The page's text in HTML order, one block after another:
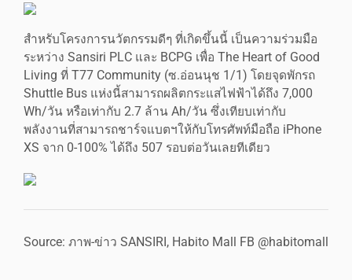
สำหรับโครงการนวัตกรรมดีๆ ที่เกิดขึ้นนี้ เป็นความร่วมมือ
ระหว่าง Sansiri PLC และ BCPG เพื่อ The Heart of Good
Living ที่ T77 Community (ซ.อ่อนนุช 1/1) โดยจุดพักรถ
Shuttle Bus แห่งนี้สามารถผลิตกระแสไฟฟ้าได้ถึง 7,000
Wh/วัน หรือเท่ากับ 2.7 ล้าน Ah/วัน ซึ่งเทียบเท่ากับ
พลังงานที่สามารถชาร์จแบตฯให้กับโทรศัพท์มือถือ iPhone
XS จาก 0-100% ได้ถึง 507 รอบต่อวันเลยทีเดียว
Source: ภาพ-ข่าว SANSIRI, Habito Mall FB @habitomall